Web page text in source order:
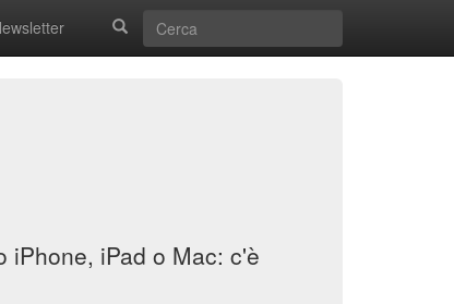
iPhone, iPad o Mac: c'è